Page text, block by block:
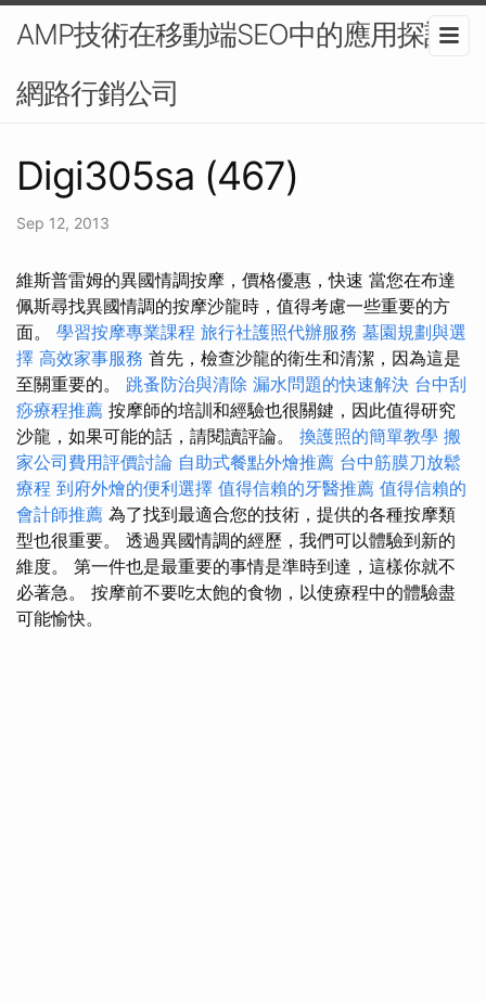
AMP技術在移動端SEO中的應用探討-
網路行銷公司
Digi305sa (467)
Sep 12, 2013
維斯普雷姆的異國情調按摩，價格優惠，快速 當您在布達
佩斯尋找異國情調的按摩沙龍時，值得考慮一些重要的方
面。 學習按摩專業課程 旅行社護照代辦服務 墓園規劃與選
擇 高效家事服務 首先，檢查沙龍的衛生和清潔，因為這是
至關重要的。 跳蚤防治與清除 漏水問題的快速解決 台中刮
痧療程推薦 按摩師的培訓和經驗也很關鍵，因此值得研究
沙龍，如果可能的話，請閱讀評論。 換護照的簡單教學 搬
家公司費用評價討論 自助式餐點外燴推薦 台中筋膜刀放鬆
療程 到府外燴的便利選擇 值得信賴的牙醫推薦 值得信賴的
會計師推薦 為了找到最適合您的技術，提供的各種按摩類
型也很重要。 透過異國情調的經歷，我們可以體驗到新的
維度。 第一件也是最重要的事情是準時到達，這樣你就不
必著急。 按摩前不要吃太飽的食物，以使療程中的體驗盡
可能愉快。